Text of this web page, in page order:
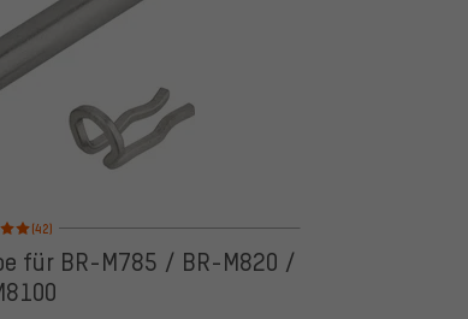
5 von 5 basierend auf 42 Bewertungen
(42)
für BR-M785 / BR-M820 /